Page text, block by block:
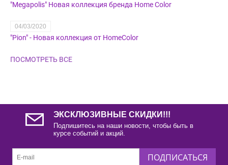
"Megapolis" Новая коллекция бренда Home Color
04/03/2020
"Pion" - Новая коллекция от HomeColor
ПОСМОТРЕТЬ ВСЕ
ЭКСКЛЮЗИВНЫЕ СКИДКИ!!!
Подпишитесь на наши новости, чтобы быть в
курсе событий и акций.
ПОДПИСАТЬСЯ